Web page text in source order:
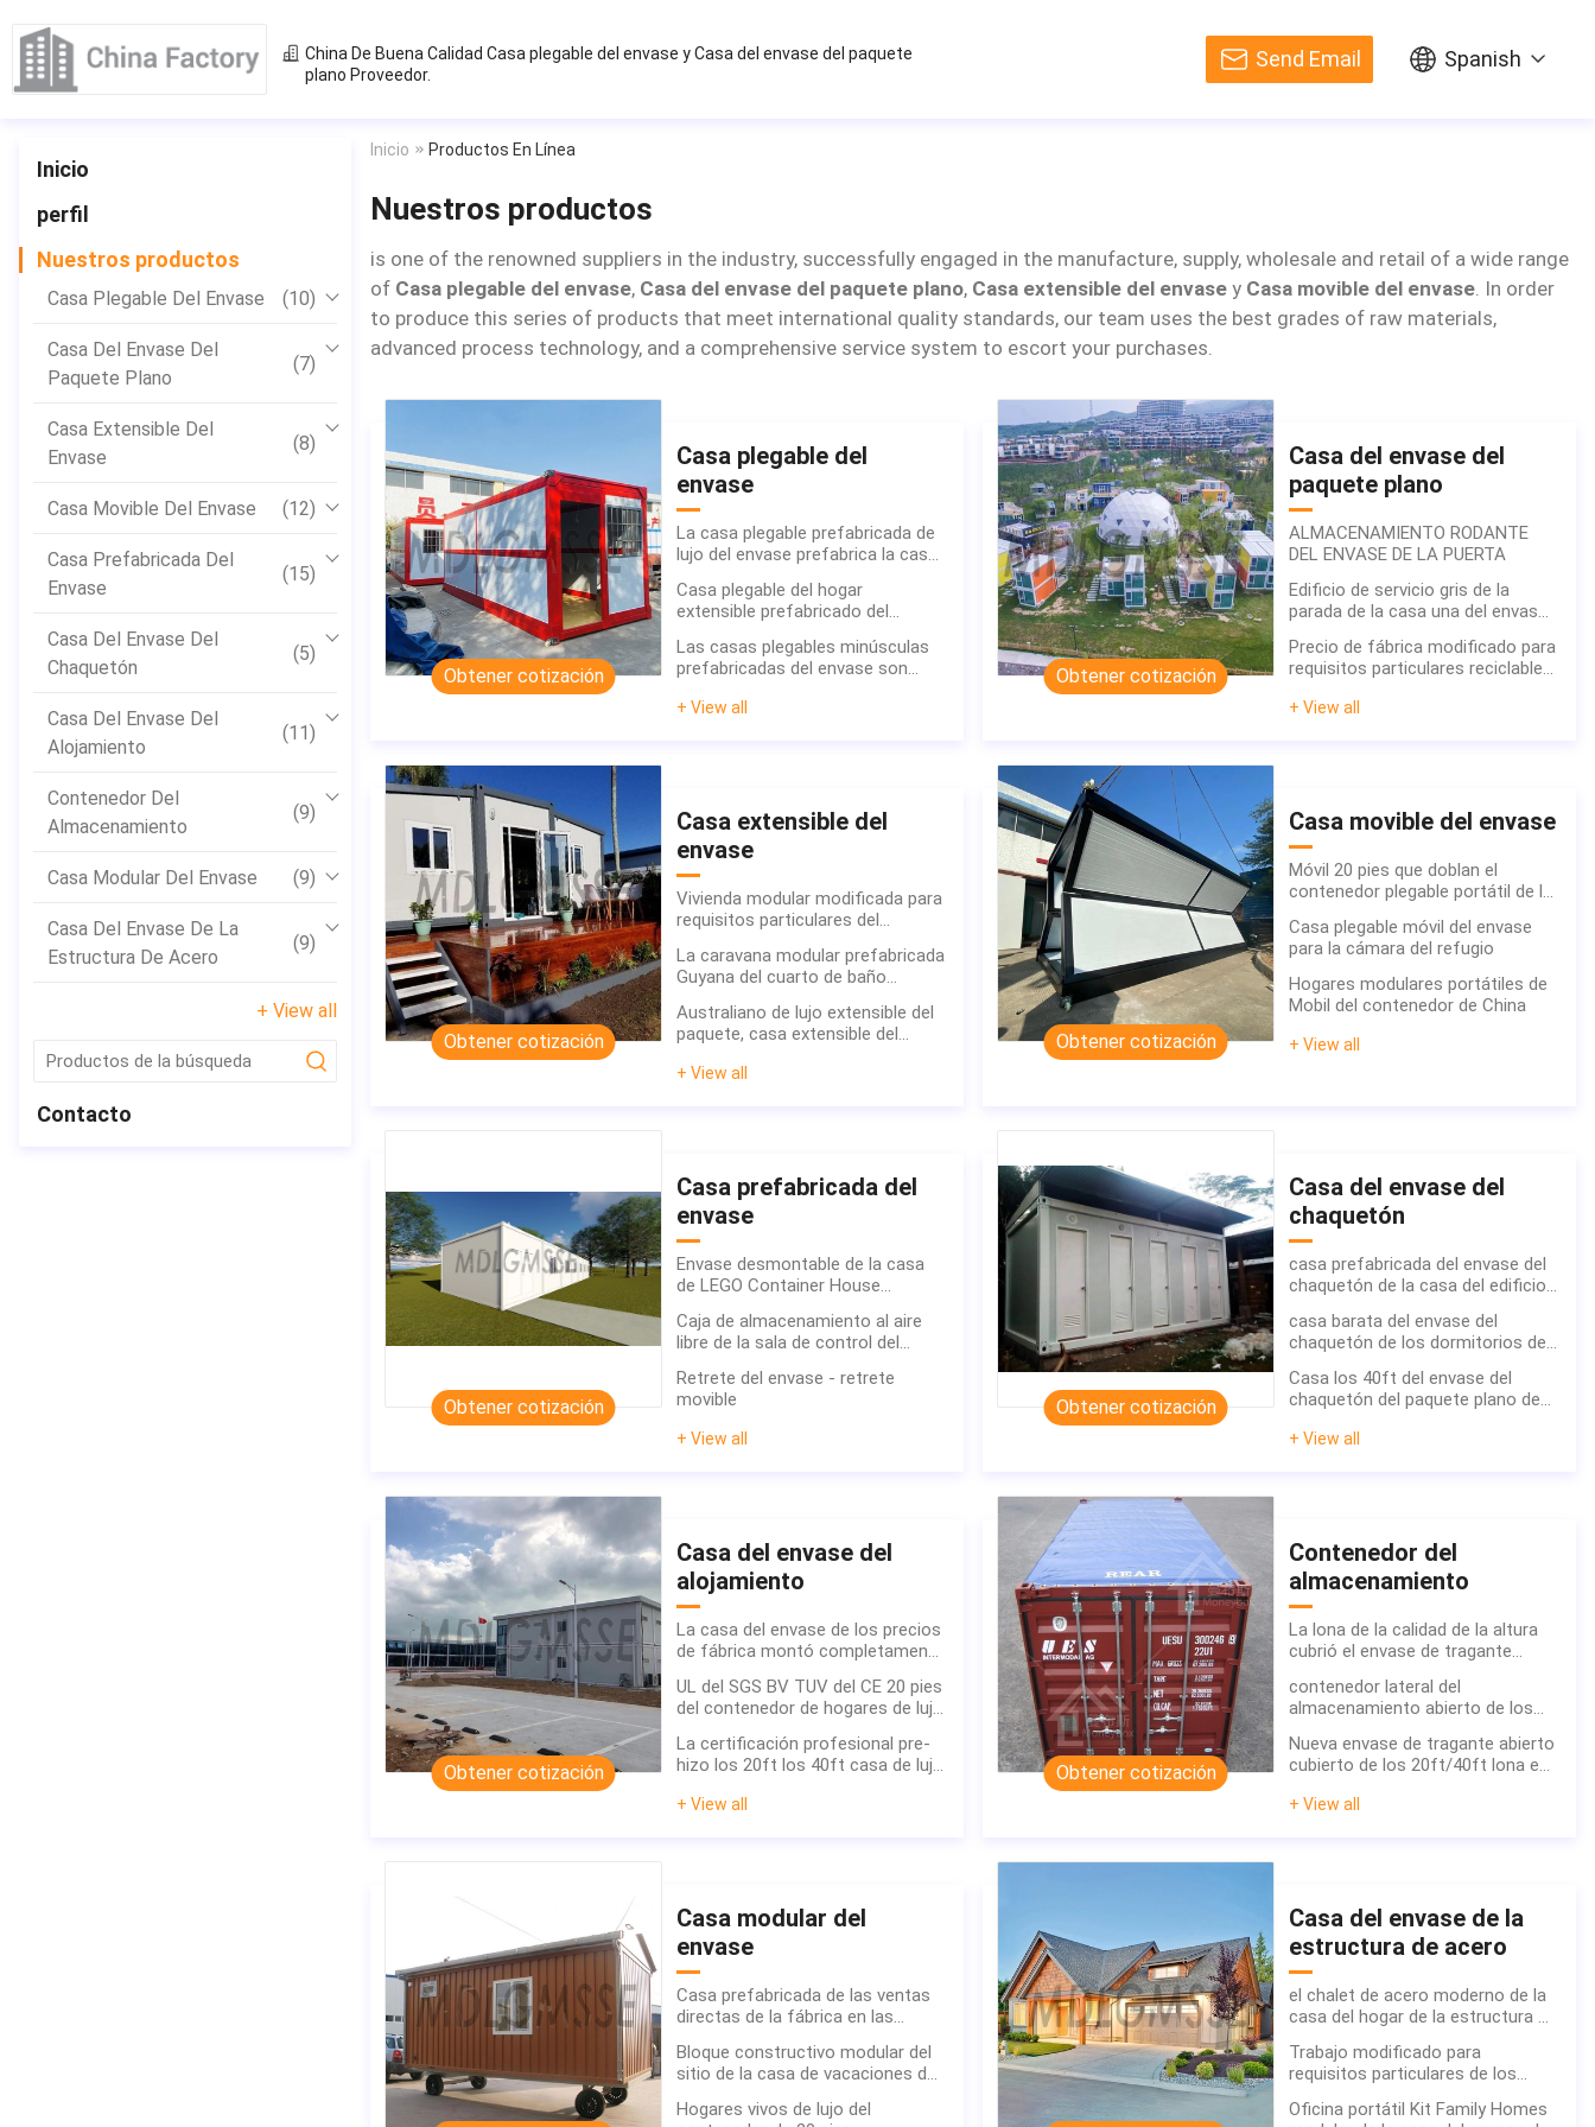
China De Buena Calidad Casa plegable del envase yCasa del envase del paquete
plano Proveedor.
Spanish
Send Email
Inicio
perfil
Nuestros productos
Casa Plegable Del Envase (10)
Casa Del Envase Del
Paquete Plano
(7)
Casa Extensible Del
Envase
(8)
Casa Movible Del Envase (12)
Casa Prefabricada Del
Envase
(15)
Casa Del Envase Del
Chaquetón
(5)
Casa Del Envase Del
Alojamiento
(11)
Contenedor Del
Almacenamiento
(9)
Casa Modular Del Envase (9)
Casa Del Envase De La
Estructura De Acero
(9)
+ View all
submit
Contacto
Inicio Productos En Línea
Nuestros productos
is one of the renowned suppliers in the industry, successfully engaged in the manufacture, supply, wholesale and retail of a wide range
of Casa plegable del envase, Casa del envase del paquete plano, Casa extensible del envase y Casa movible del envase. In order
to produce this series of products that meet international quality standards, our team uses the best grades of raw materials,
advanced process technology, and a comprehensive service system to escort your purchases.
Casa plegable del
envase
La casa plegable prefabricada de
lujo del envase prefabrica la casa
Casa plegable del hogar
extensible prefabricado del
Las casas plegables minúsculas
prefabricadas del envase son
Malasia Singapur
+ View all
Obtener cotización
Casa del envase del
paquete plano
ALMACENAMIENTO RODANTE
DEL ENVASE DE LA PUERTA
Edificio de servicio gris de la
parada de la casa una del envase
Precio de fábrica modificado para
requisitos particulares reciclable
los trabajadores de la casa móvil
+ View all
Obtener cotización
Casa extensible del
envase
Vivienda modular modificada para
requisitos particulares del
casa de tres habitaciones
MovileContenedor del EPS
La caravana modular prefabricada
Guyana del cuarto de baño
Carport del hotel del centinela de
la oficina de la casa de la caja
Australiano de lujo extensible del
paquete, casa extensible del
sitio/un solo estudio/pequeños
+ View all
Obtener cotización
Casa movible del envase
Móvil 20 pies que doblan el
contenedor plegable portátil de la
venta
Casa plegable móvil del envase
para la cámara del refugio
Hogares modulares portátiles de
Mobil del contenedor de China
+ View all
Obtener cotización
Casa prefabricada del
envase
Envase desmontable de la casa
de LEGO Container House
envase de la cabina con la
Sistema Solar
Caja de almacenamiento al aire
libre de la sala de control del
la vertiente modular móvil
económica del almacenamiento
Retrete del envase - retrete
movible
+ View all
Obtener cotización
Casa del envase del
chaquetón
casa prefabricada del envase del
chaquetón de la casa del edificio
de 20 pies en venta en Dubai
casa barata del envase del
chaquetón de los dormitorios de
de China 20 pies con el cuarto de
baño
Casa los 40ft del envase del
chaquetón del paquete plano de
envase para la oficina
+ View all
Obtener cotización
Casa del envase del
alojamiento
La casa del envase de los precios
de fábrica montó completamente
requisitos particulares venta de
casas prefabricada modular de la
oficina del sitio
UL del SGS BV TUV del CE 20 pies
del contenedor de hogares de lujo
La certificación profesional pre-
hizo los 20ft los 40ft casa de lujo
prefabricado del envase casa
+ View all
Obtener cotización
Contenedor del
almacenamiento
La lona de la calidad de la altura
cubrió el envase de tragante
contenedor lateral del
almacenamiento abierto de los
Nueva envase de tragante abierto
cubierto de los 20ft/40ft lona en
+ View all
Obtener cotización
Casa modular del
envase
Casa prefabricada de las ventas
directas de la fábrica en las
prefabricada de las ruedas
Bloque constructivo modular del
sitio de la casa de vacaciones del
casa de planta baja
Hogares vivos de lujo del
Casa del envase de la
estructura de acero
el chalet de acero moderno de la
casa del hogar de la estructura de
prefabrique del chalet ligero
prefabricado de lujo del maison
prefabricó
Trabajo modificado para
requisitos particulares de los
Oficina portátil Kit Family Homes